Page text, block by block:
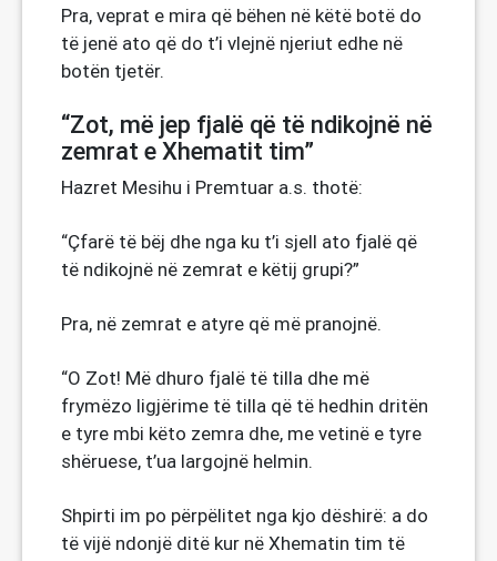
Pra, veprat e mira që bëhen në këtë botë do
të jenë ato që do t’i vlejnë njeriut edhe në
botën tjetër.
“Zot, më jep fjalë që të ndikojnë në
zemrat e Xhematit tim”
Hazret Mesihu i Premtuar a.s. thotë:
“Çfarë të bëj dhe nga ku t’i sjell ato fjalë që
të ndikojnë në zemrat e këtij grupi?”
Pra, në zemrat e atyre që më pranojnë.
“O Zot! Më dhuro fjalë të tilla dhe më
frymëzo ligjërime të tilla që të hedhin dritën
e tyre mbi këto zemra dhe, me vetinë e tyre
shëruese, t’ua largojnë helmin.
Shpirti im po përpëlitet nga kjo dëshirë: a do
të vijë ndonjë ditë kur në Xhematin tim të